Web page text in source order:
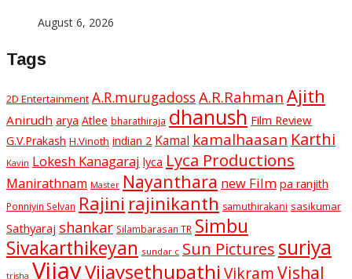
August 6, 2026
Tags
2D Entertainment A.R.murugadoss A.R.Rahman Ajith
Anirudh arya Atlee bharathiraja dhanush Film Review
G.V.Prakash H.Vinoth indian 2 Kamal kamalhaasan Karthi
Kavin Lokesh Kanagaraj lyca Lyca Productions
Manirathnam Master Nayanthara new Film pa ranjith
Ponniyin Selvan Rajini rajinikanth samuthirakani sasikumar
Sathyaraj shankar Silambarasan TR Simbu
Sivakarthikeyan sundar c Sun Pictures suriya
trisha VijayVijaysethupathi VikramVishal